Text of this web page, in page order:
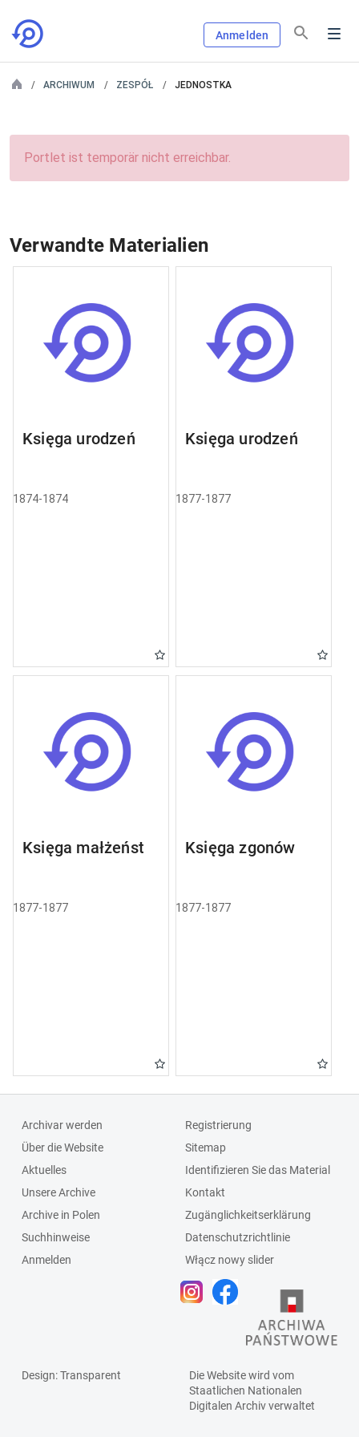
Anmelden
ARCHIWUM ZESPÓŁ JEDNOSTKA
Portlet ist temporär nicht erreichbar.
Verwandte Materialien
Księga urodzeń
1874-1874
Księga urodzeń
1877-1877
Księga małżeństw
1877-1877
Księga zgonów
1877-1877
Archivar werden
Über die Website
Aktuelles
Unsere Archive
Archive in Polen
Suchhinweise
Anmelden
Registrierung
Sitemap
Identifizieren Sie das Material
Kontakt
Zugänglichkeitserklärung
Datenschutzrichtlinie
Włącz nowy slider
Design: Transparent
Die Website wird vom
Staatlichen Nationalen
Digitalen Archivverwaltet